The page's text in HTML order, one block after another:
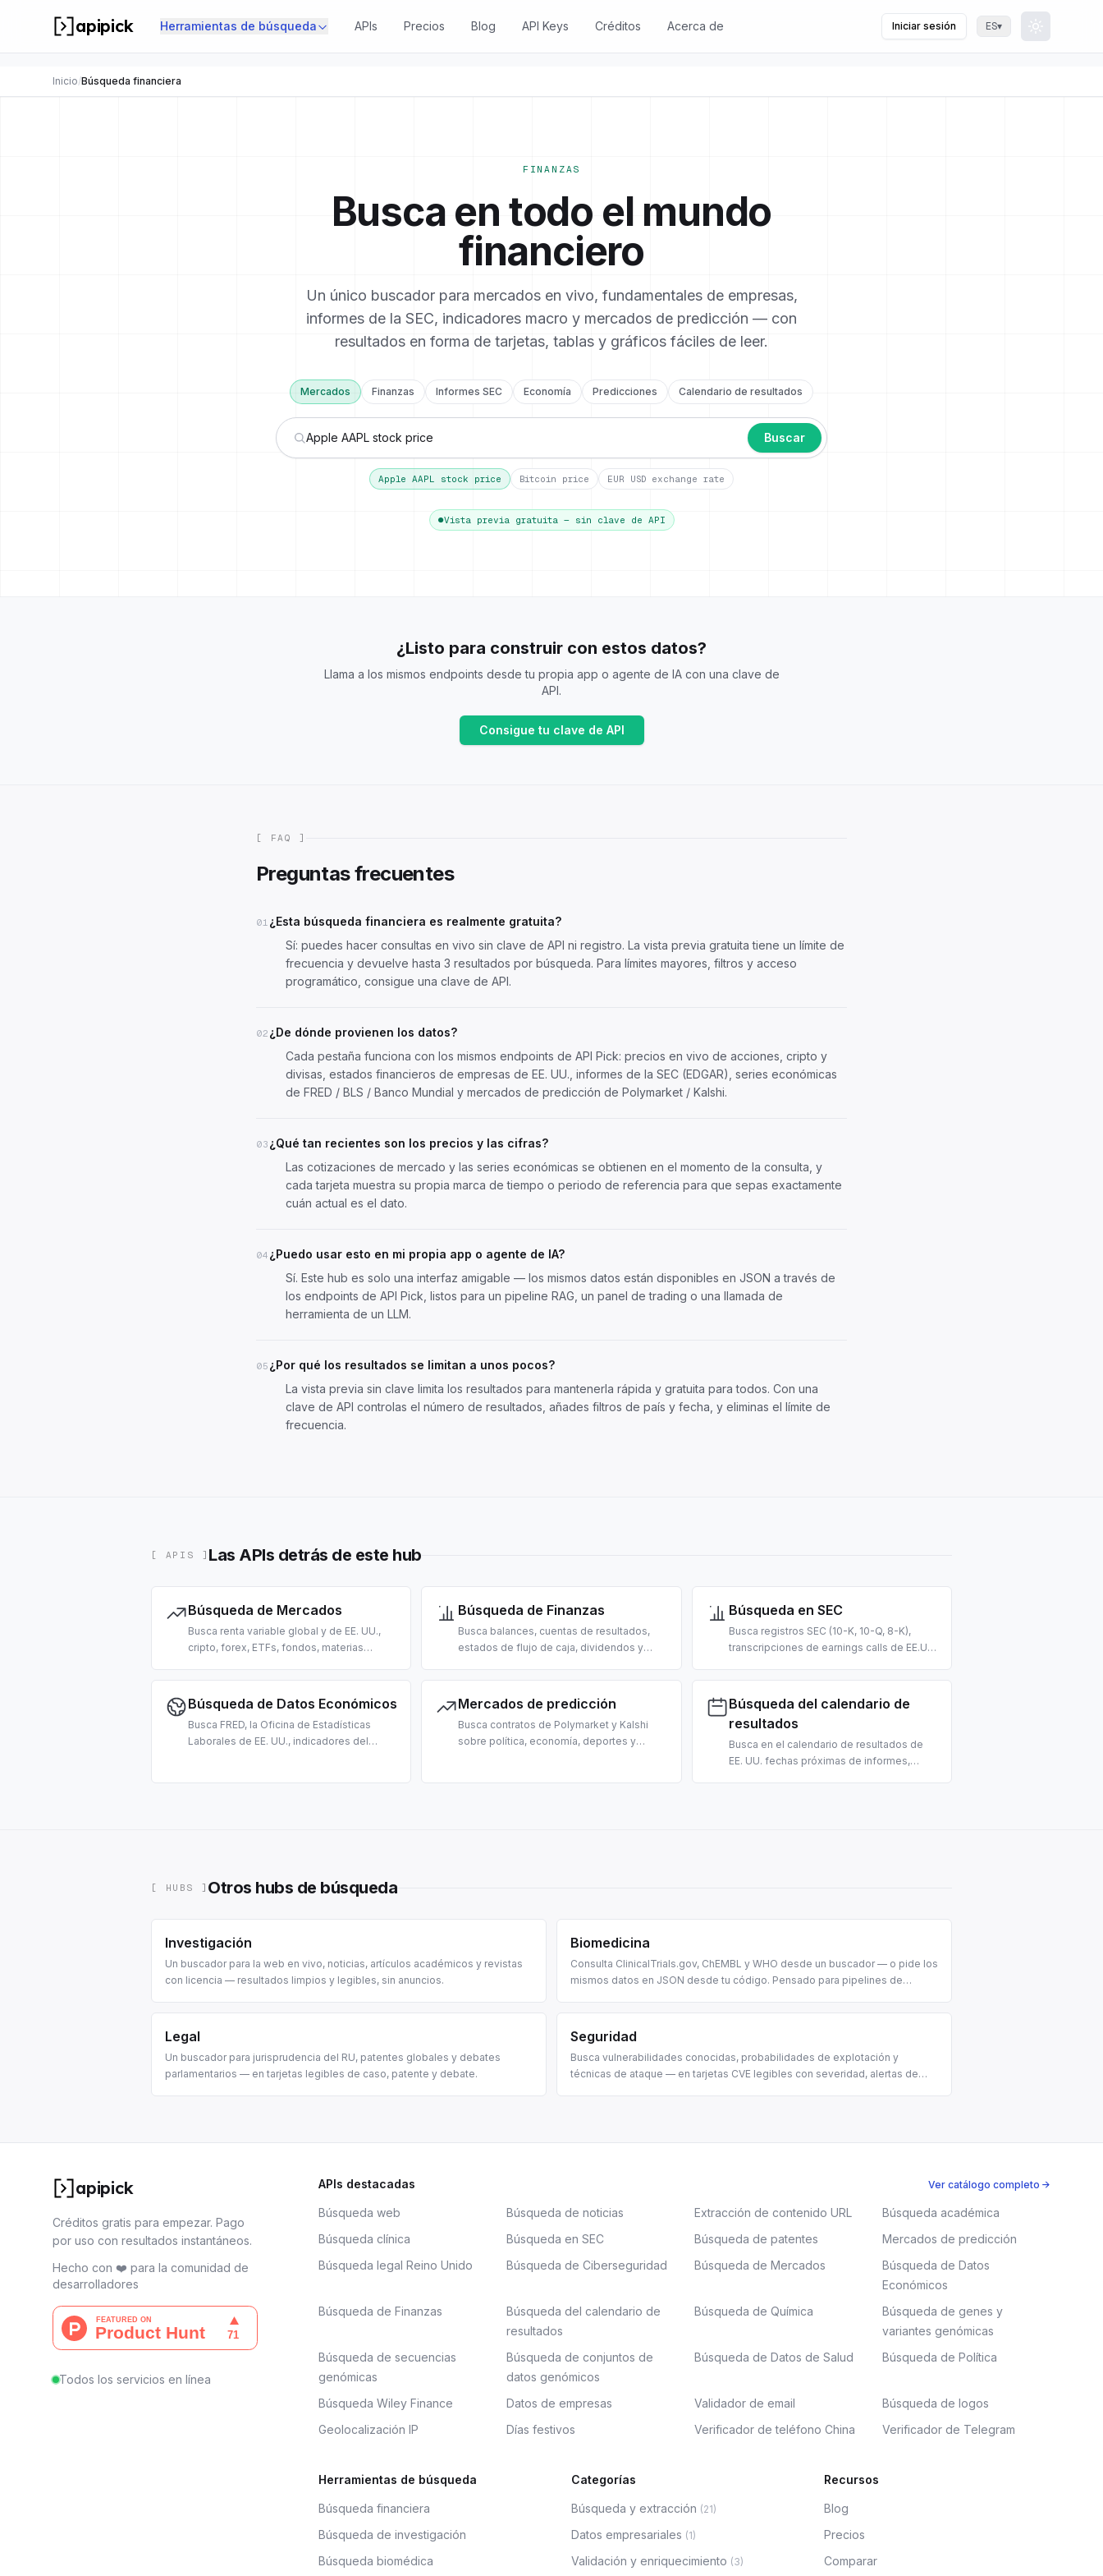
apipick Herramientas de búsqueda APIs Precios Blog API Keys Créditos Acerca de Iniciar sesión ES▾
Toggle
Inicio/Búsqueda financiera
FINANZAS
Busca en todo el mundo
financiero
Un único buscador para mercados en vivo, fundamentales de empresas,
informes de la SEC, indicadores macro y mercados de predicción — con
resultados en forma de tarjetas, tablas y gráficos fáciles de leer.
Mercados Finanzas Informes SEC Economía Predicciones Calendario de resultados
Buscar
Apple AAPL stock price Bitcoin price EUR USD exchange rate
●Vista previa gratuita — sin clave de API
¿Listo para construir con estos datos?
Llama a los mismos endpoints desde tu propia app o agente de IA con una clave de
API.
Consigue tu clave de API
[ FAQ ]
Preguntas frecuentes
01 ¿Esta búsqueda financiera es realmente gratuita?
Sí: puedes hacer consultas en vivo sin clave de API ni registro. La vista previa gratuita tiene un límite de
frecuencia y devuelve hasta 3 resultados por búsqueda. Para límites mayores, filtros y acceso
programático, consigue una clave de API.
02 ¿De dónde provienen los datos?
Cada pestaña funciona con los mismos endpoints de API Pick: precios en vivo de acciones, cripto y
divisas, estados financieros de empresas de EE. UU., informes de la SEC (EDGAR), series económicas
de FRED / BLS / Banco Mundial y mercados de predicción de Polymarket / Kalshi.
03 ¿Qué tan recientes son los precios y las cifras?
Las cotizaciones de mercado y las series económicas se obtienen en el momento de la consulta, y
cada tarjeta muestra su propia marca de tiempo o periodo de referencia para que sepas exactamente
cuán actual es el dato.
04 ¿Puedo usar esto en mi propia app o agente de IA?
Sí. Este hub es solo una interfaz amigable — los mismos datos están disponibles en JSON a través de
los endpoints de API Pick , listos para un pipeline RAG, un panel de trading o una llamada de
herramienta de un LLM.
05 ¿Por qué los resultados se limitan a unos pocos?
La vista previa sin clave limita los resultados para mantenerla rápida y gratuita para todos. Con una
clave de API controlas el número de resultados, añades filtros de país y fecha, y eliminas el límite de
frecuencia.
[ APIS ] Las APIs detrás de este hub
Búsqueda de Mercados
Busca renta variable global y de EE. UU.,
cripto, forex, ETFs, fondos, materias
de precios, datos de mercado y análisis de
trading con IA.
Búsqueda de Finanzas
Busca balances, cuentas de resultados,
estados de flujo de caja, dividendos y
cotizadas de EE. UU. Para análisis
fundamental y due diligence con IA.
Búsqueda en SEC
Busca registros SEC (10-K, 10-Q, 8-K),
transcripciones de earnings calls de EE.UU.
diligence, análisis fundamental y pipelines
RAG financieros impulsados por IA.
Búsqueda de Datos Económicos
Busca FRED, la Oficina de Estadísticas
Laborales de EE. UU., indicadores del
Mercados de predicción
Busca contratos de Polymarket y Kalshi
sobre política, economía, deportes y
Búsqueda del calendario de
resultados
Busca en el calendario de resultados de
EE. UU. fechas próximas de informes,
[ HUBS ] Otros hubs de búsqueda
Investigación
Un buscador para la web en vivo, noticias, artículos académicos y revistas
con licencia — resultados limpios y legibles, sin anuncios.
Biomedicina
Consulta ClinicalTrials.gov, ChEMBL y WHO desde un buscador — o pide los
mismos datos en JSON desde tu código. Pensado para pipelines de
Legal
Un buscador para jurisprudencia del RU, patentes globales y debates
parlamentarios — en tarjetas legibles de caso, patente y debate.
Seguridad
Busca vulnerabilidades conocidas, probabilidades de explotación y
técnicas de ataque — en tarjetas CVE legibles con severidad, alertas de
apipick
Créditos gratis para empezar. Pago
por uso con resultados instantáneos.
Hecho con ❤️ para la comunidad de
desarrolladores
Todos los servicios en línea
APIs destacadas Ver catálogo completo →
Búsqueda web Búsqueda de noticias Extracción de contenido URL
Búsqueda académica
Búsqueda clínica
Búsqueda en SEC Búsqueda de patentes
Mercados de predicción
Búsqueda legal Reino Unido
Búsqueda de Ciberseguridad Búsqueda de Mercados
Búsqueda de Datos
Económicos
Búsqueda de Finanzas
Búsqueda del calendario de
resultados
Búsqueda de Química
Búsqueda de genes y
variantes genómicas
Búsqueda de secuencias
genómicas
Búsqueda de conjuntos de
datos genómicos
Búsqueda de Datos de Salud Búsqueda de Política
Búsqueda Wiley Finance Datos de empresas Validador de email
Búsqueda de logos
Geolocalización IP
Días festivos Verificador de teléfono China Verificador de Telegram
Herramientas de búsqueda
Búsqueda financiera
Búsqueda de investigación
Búsqueda biomédica
Categorías
Búsqueda y extracción (21)
Datos empresariales (1)
Validación y enriquecimiento (3)
Recursos
Blog
Precios
Comparar